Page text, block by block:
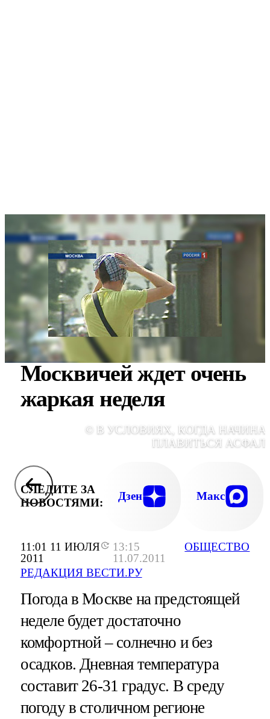
11:01 11 ИЮЛЯ
2011
13:15
11.07.2011
РЕДАКЦИЯ ВЕСТИ.РУ
ОБЩЕСТВО
Москвичей ждет очень
жаркая неделя
© В УСЛОВИЯХ, КОГДА
ПЛАВИТЬСЯ
СЛЕДИТЕ ЗА
НОВОСТЯМИ:
Дзен Макс
Погода в Москве на предстоящей
неделе будет достаточно
комфортной – солнечно и без
осадков. Дневная температура
составит 26-31 градус. В среду
погоду в столичном регионе